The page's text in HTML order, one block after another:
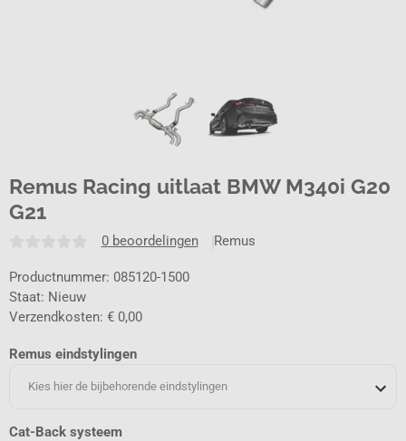
Remus Racing uitlaat BMW M340i G20
G21
0 beoordelingen Remus
Productnummer: 085120-1500
Staat: Nieuw
Verzendkosten: € 0,00
Remus eindstylingen
Kies hier de bijbehorende eindstylingen
Cat-Back systeem